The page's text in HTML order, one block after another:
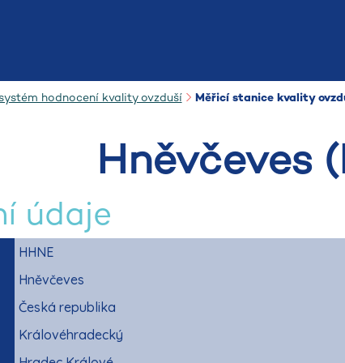
hodnocení kvality ovzduší Měřicí stanice kvality
Hněvčeves
údaje
HHNE
Hněvčeves
Česká republika
Královéhradecký